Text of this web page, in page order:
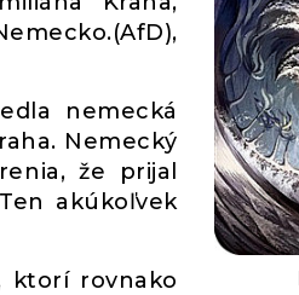
nemecká
Nemecký
že prijal
akúkoľvek
ktorí rovnako